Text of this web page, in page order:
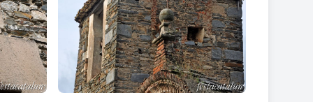
més clar de l'antiga església, ja que en ell
per una sèrie de quatre petits arcs de mig